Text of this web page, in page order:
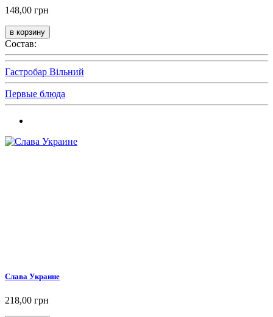
148,00 грн
Состав:
Гастробар Вільний
Первые блюда
Слава Украине
218,00 грн